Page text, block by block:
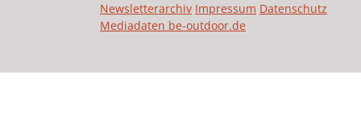
Newsletterarchiv Impressum Datenschutz
Mediadaten be-outdoor.de